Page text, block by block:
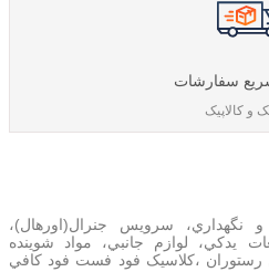
سفارشات
و کالاپیک
نگهداري، سرویس جنرال(اورهال)،
يدکي، لوازم جانبي، مواد شوینده
رستوران ،کلاسیک فود فست فود کافي